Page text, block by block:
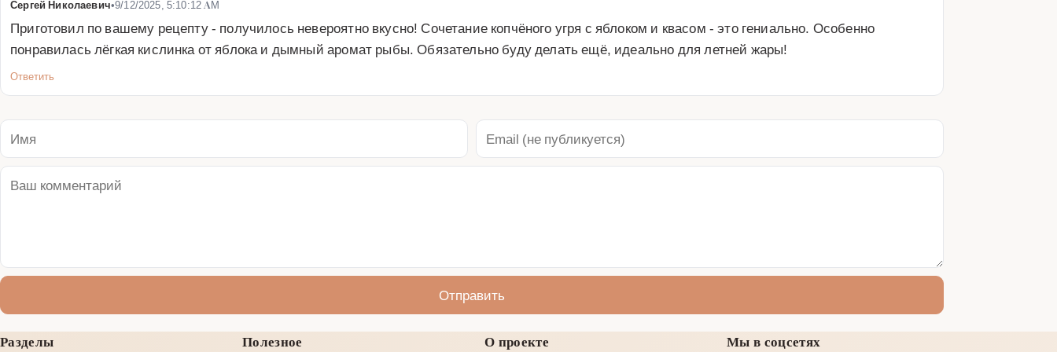
Сергей Николаевич•9/12/2025, 5:10:12 AM
Приготовил по вашему рецепту - получилось невероятно вкусно! Сочетание копчёного угря с яблоком и квасом - это гениально. Особенно
понравилась лёгкая кислинка от яблока и дымный аромат рыбы. Обязательно буду делать ещё, идеально для летней жары!
Ответить
Отправить
Разделы Полезное О проекте Мы в соцсетях